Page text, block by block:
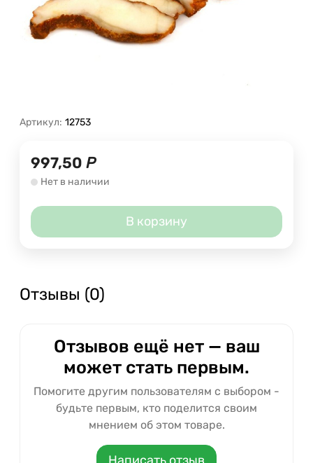
Артикул: 12753
997,50 Р
Нет в наличии
В корзину
Отзывы (0)
Отзывов ещё нет — ваш
может стать первым.
Помогите другим пользователям с выбором -
будьте первым, кто поделится своим
мнением об этом товаре.